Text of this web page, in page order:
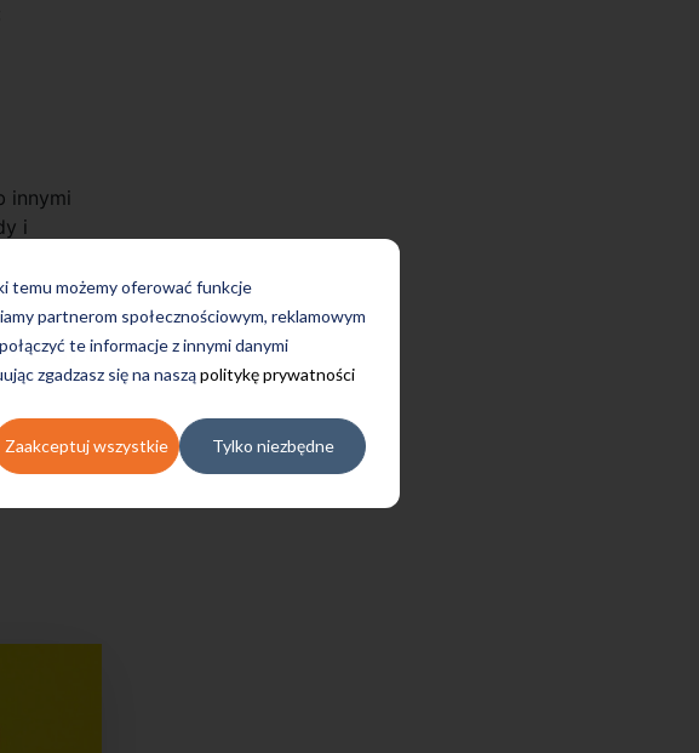
temu możemy oferować funkcje
partnerom społecznościowym, reklamowym
te informacje z innymi danymi
zgadzasz się na nasząpolitykę prywatności
Zaakceptuj wszystkie Tylko niezbędne
innymi
i
kursy w